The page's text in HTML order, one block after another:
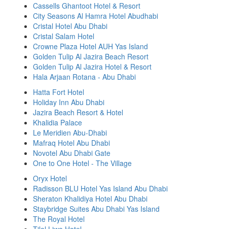
Cassells Ghantoot Hotel & Resort
City Seasons Al Hamra Hotel Abudhabi
Cristal Hotel Abu Dhabi
Cristal Salam Hotel
Crowne Plaza Hotel AUH Yas Island
Golden Tulip Al Jazira Beach Resort
Golden Tulip Al Jazira Hotel & Resort
Hala Arjaan Rotana - Abu Dhabi
Hatta Fort Hotel
Holiday Inn Abu Dhabi
Jazira Beach Resort & Hotel
Khalidia Palace
Le Meridien Abu-Dhabi
Mafraq Hotel Abu Dhabi
Novotel Abu Dhabi Gate
One to One Hotel - The Village
Oryx Hotel
Radisson BLU Hotel Yas Island Abu Dhabi
Sheraton Khalidiya Hotel Abu Dhabi
Staybridge Suites Abu Dhabi Yas Island
The Royal Hotel